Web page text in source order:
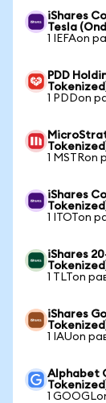
iShares
Tesla
1 IEFAon
PDD
1 PDDon
1 MSTRon
iShares
1 ITOTon
iShares
1 TLTon
iShares
1 IAUon
Alphabet
1